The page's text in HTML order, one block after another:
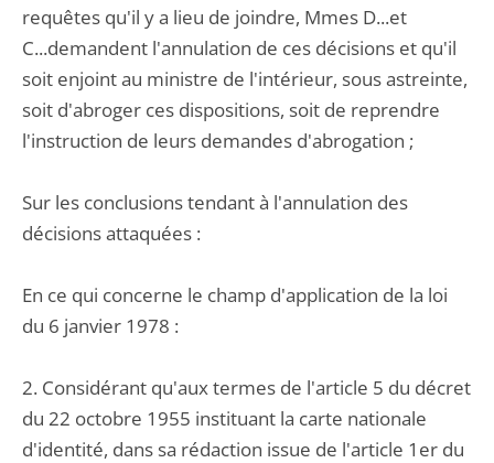
requêtes qu'il y a lieu de joindre, Mmes D...et
C...demandent l'annulation de ces décisions et qu'il
soit enjoint au ministre de l'intérieur, sous astreinte,
soit d'abroger ces dispositions, soit de reprendre
l'instruction de leurs demandes d'abrogation ;
Sur les conclusions tendant à l'annulation des
décisions attaquées :
En ce qui concerne le champ d'application de la loi
du 6 janvier 1978 :
2. Considérant qu'aux termes de l'article 5 du décret
du 22 octobre 1955 instituant la carte nationale
d'identité, dans sa rédaction issue de l'article 1er du